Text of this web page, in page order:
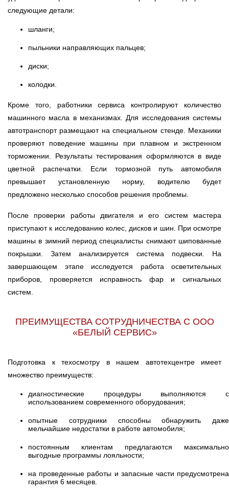
следующие детали:
шланги;
пыльники направляющих пальцев;
диски;
колодки.
Кроме того, работники сервиса контролируют количество
машинного масла в механизмах. Для исследования системы
автотранспорт размещают на специальном стенде. Механики
проверяют поведение машины при плавном и экстренном
торможении. Результаты тестирования оформляются в виде
цветной распечатки. Если тормозной путь автомобиля
превышает установленную норму, водителю будет
предложено несколько способов решения проблемы.
После проверки работы двигателя и его систем мастера
приступают к исследованию колес, дисков и шин. При осмотре
машины в зимний период специалисты снимают шипованные
покрышки. Затем анализируется система подвески. На
завершающем этапе исследуется работа осветительных
приборов, проверяется исправность фар и сигнальных
систем.
ПРЕИМУЩЕСТВА СОТРУДНИЧЕСТВА С ООО
«БЕЛЫЙ СЕРВИС»
Подготовка к техосмотру в нашем автотехцентре имеет
множество преимуществ:
диагностические процедуры выполняются с
использованием современного оборудования;
опытные сотрудники способны обнаружить даже
мельчайшие недостатки в работе автомобиля;
постоянным клиентам предлагаются максимально
выгодные программы лояльности;
на проведенные работы и запасные части предусмотрена
гарантия 6 месяцев.